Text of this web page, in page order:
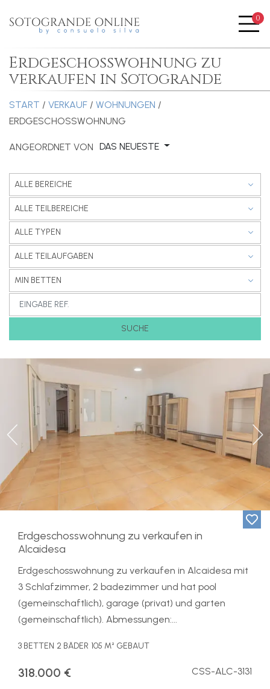
0
Erdgeschosswohnung zu
verkaufen in Sotogrande
START / VERKAUF / WOHNUNGEN /
ERDGESCHOSSWOHNUNG
ANGEORDNET VON DAS NEUESTE
Previous
Erdgeschosswohnung zu verkaufen in
Alcaidesa
Erdgeschosswohnung zu verkaufen in Alcaidesa mit
3 Schlafzimmer, 2 badezimmer und hat pool
(gemeinschaftlich), garage (privat) und garten
(gemeinschaftlich). Abmessungen:...
3 BETTEN 2 BÄDER 105 M² GEBAUT
318.000 € CSS-ALC-3131
ALLE BEREICHE
ALLE TEILBEREICHE
ALLE TYPEN
ALLE TEILAUFGABEN
MIN BETTEN
SUCHE